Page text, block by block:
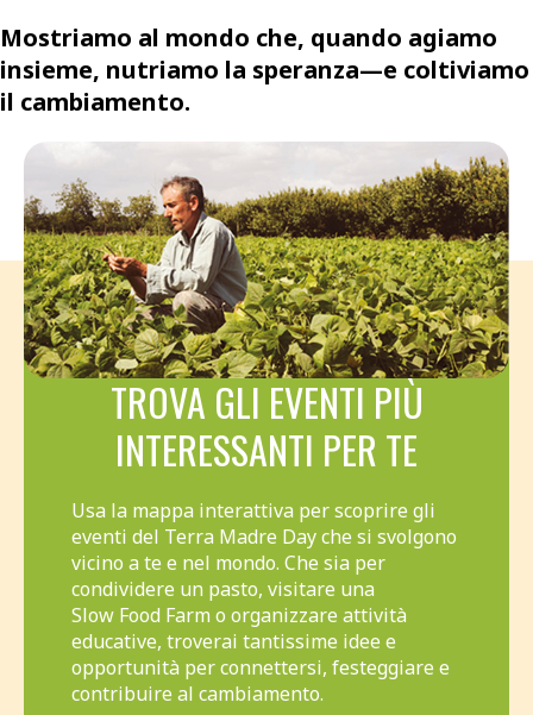
Mostriamo al mondo che, quando agiamo
insieme, nutriamo la speranza—e coltiviamo
il cambiamento.
TROVA GLI EVENTI PIÙ
INTERESSANTI PER TE
Usa la mappa interattiva per scoprire gli
eventi del Terra Madre Day che si svolgono
vicino a te e nel mondo. Che sia per
condividere un pasto, visitare una
Slow Food Farm o organizzare attività
educative, troverai tantissime idee e
opportunità per connettersi, festeggiare e
contribuire al cambiamento.